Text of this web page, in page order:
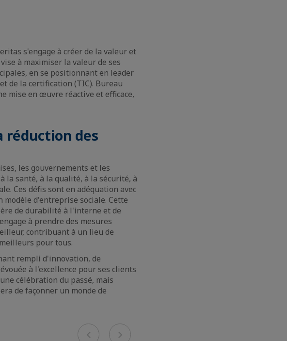
s'engage à créer de la valeur et
à maximiser la valeur de ses
en se positionnant en leader
de la certification (TIC). Bureau
mise en œuvre réactive et efficace,
réduction des
les gouvernements et les
la santé, à la qualité, à la sécurité, à
Ces défis sont en adéquation avec
d'entreprise sociale. Cette
de durabilité à l'interne et de
à prendre des mesures
contribuant à un lieu de
pour tous.
rempli d'innovation, de
à l'excellence pour ses clients
célébration du passé, mais
de façonner un monde de
Previous